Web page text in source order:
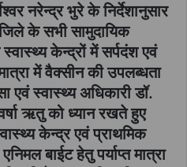
नरेन्द्र भुरे के निर्देशानुसार
के सभी सामुदायिक
केन्द्रों में सर्पदंश एवं
में वैक्सीन की उपलब्धता
एवं स्वास्थ्य अधिकारी डॉ.
ऋतु को ध्यान रखते हुए
केन्द्र एवं प्राथमिक
बाईट हेतु पर्याप्त मात्रा